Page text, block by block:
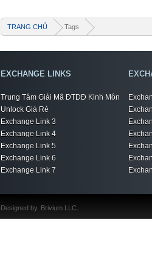
TRANG CHỦ Tags
EXCHANGE LINKS
Trung Tâm Giải Mã ĐTDĐ Kinh Môn
Unlock Giá Rẻ
Exchange Link 3
Exchange Link 4
Exchange Link 5
Exchange Link 6
Exchange Link 7
Designed by Brivium LLC.